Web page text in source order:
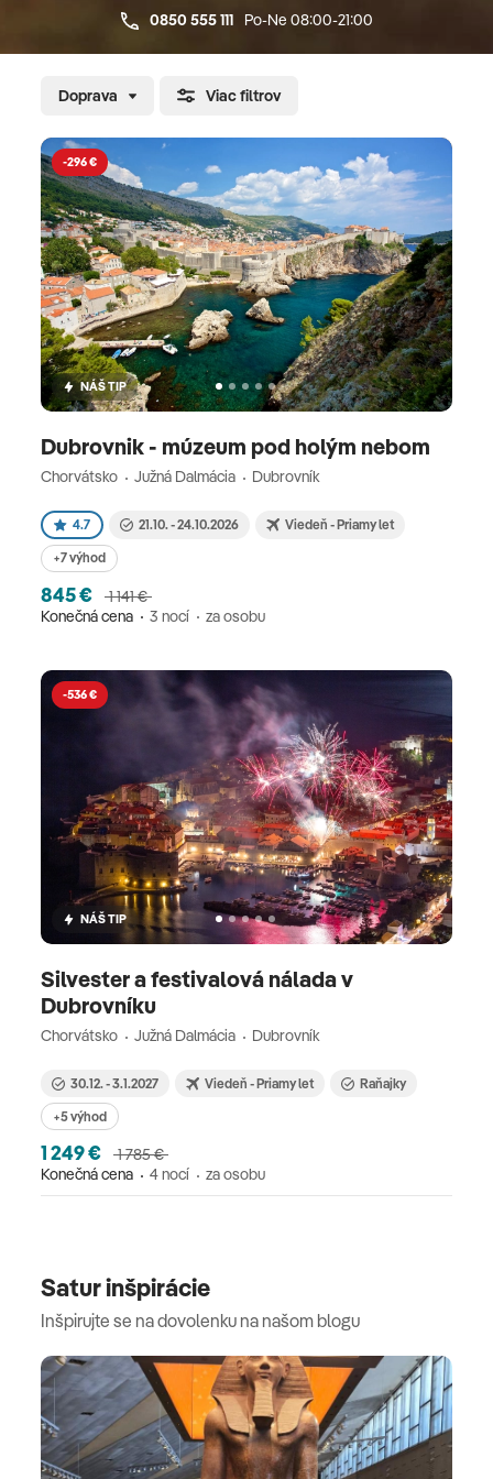
0850 555 111 Po-Ne 08:00-21:00
Doprava Viac filtrov
-296 €
NÁŠ TIP
Dubrovnik - múzeum pod holým nebom
Chorvátsko Južná Dalmácia Dubrovník
4.7 21.10. - 24.10.2026 Viedeň - Priamy let
+7 výhod
845 €
1 141 €
Konečná cena
3 nocí za osobu
-536 €
NÁŠ TIP
Silvester a festivalová nálada v
Dubrovníku
Chorvátsko Južná Dalmácia Dubrovník
30.12. - 3.1.2027 Viedeň - Priamy let
Raňajky
+5 výhod
1 249 €
1 785 €
Konečná cena
4 nocí za osobu
Satur inšpirácie
Inšpirujte se na dovolenku na našom blogu